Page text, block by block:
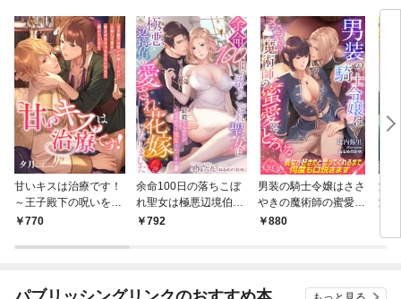
甘いキスは治療です！
～王子殿下の呪いを解
くために口移しで薬を
なんて聞いてません～
770
余命100日の落ちこぼ
れ聖女は極悪辺境伯の
愛され花嫁になりまし
792
男装の騎士令嬢はささ
やきの魔術師の蜜愛に
とろける
880
潜
演
定